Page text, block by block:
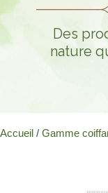
Des
nature
Accueil / Gamme